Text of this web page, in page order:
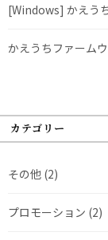
[Windows] かえう
かえうちファーム
カテゴリー
その他 (2)
プロモーション (2)